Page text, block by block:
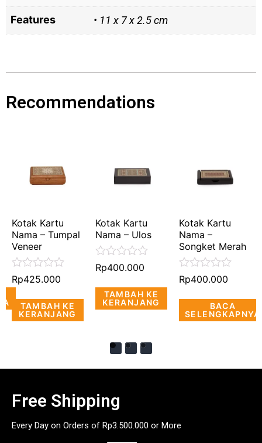
Features • 11 x 7 x 2.5 cm
Recommendations
Kotak Kartu
Nama – Tumpal
Veneer
Dinilai
0
dari
Rp425.000
TAMBAH KE
KERANJANG
Kotak Kartu
Nama – Ulos
Dinilai
dari
Rp400.000
TAMBAH KE
KERANJANG
Kotak Kartu
Nama –
Songket Merah
Dinilai
dari
Rp400.000
BACA
SELENGKAPNYA
Free Shipping
Every Day on Orders of Rp3.500.000 or More